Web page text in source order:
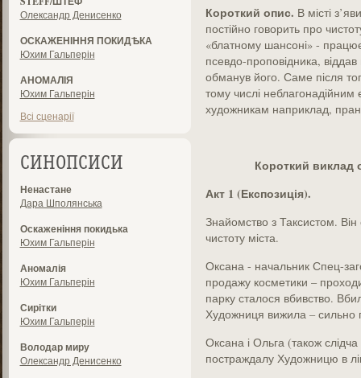
Олександр Денисенко
ОСКАЖЕНІННЯ ПОКИДѢКА
Юхим Гальперін
АНОМАЛІЯ
Юхим Гальперін
Всі сценарії
СИНОПСИСИ
Ненастане
Дара Шполянська
Оскаженіння покидька
Юхим Гальперін
Аномалія
Юхим Гальперін
Сирітки
Юхим Гальперін
Володар миру
Олександр Денисенко
Короткий опис. В місті
постійно говорить про
«блатному шансоні» -
псевдо-проповідника, віддав
обманув його. Саме після
тому числі неблагонадійним
художникам наприклад,
Короткий виклад
Акт 1 (Експозиція).
Знайомство з Таксистом. Він
чистоту міста.
Оксана - начальник Спец-
продажу косметики –
парку сталося вбивство.
Художниця вижила – сильно
Оксана і Ольга (також
постраждалу Художницю в